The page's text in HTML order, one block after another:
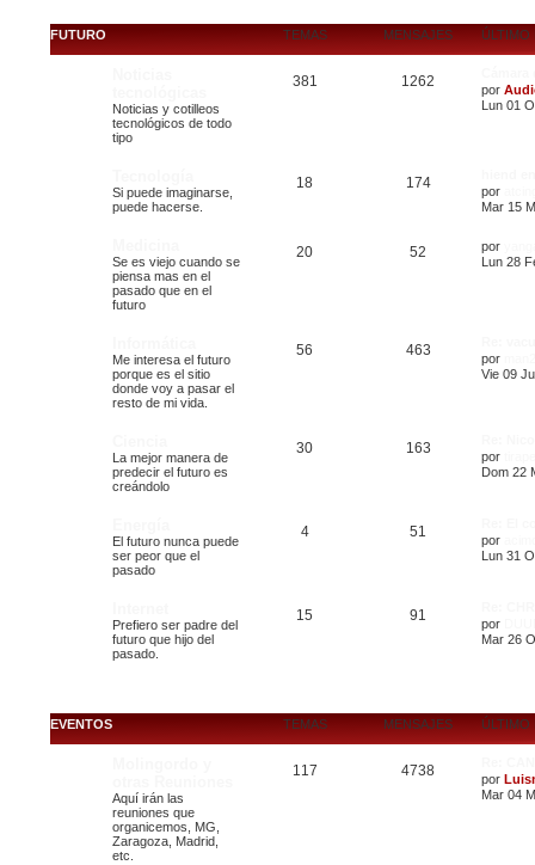
FUTURO TEMAS MENSAJES ÚLTIMO
Noticias y cotilleos
tecnológicos de todo
tipo
381 1262
por
Lun 01
Si puede imaginarse,
puede hacerse.
18 174
por
Mar 15
Se es viejo cuando se
piensa mas en el
pasado que en el
futuro
20 52 por
Lun 28
Me interesa el futuro
porque es el sitio
donde voy a pasar el
resto de mi vida.
56 463
por
Vie 09
La mejor manera de
predecir el futuro es
creándolo
30 163
por
Dom 22
El futuro nunca puede
ser peor que el
pasado
4 51
por
Lun 31
Prefiero ser padre del
futuro que hijo del
pasado.
15 91
por
Mar 26
EVENTOS TEMAS MENSAJES ÚLTIMO
Aquí irán las
reuniones que
organicemos, MG,
Zaragoza, Madrid,
etc.
117 4738
por
Mar 04